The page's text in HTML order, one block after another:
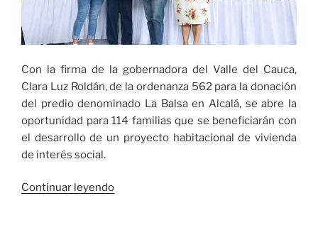
Con la firma de la gobernadora del Valle del Cauca,
Clara Luz Roldán, de la ordenanza 562 para la donación
del predio denominado La Balsa en Alcalá, se abre la
oportunidad para 114 familias que se beneficiarán con
el desarrollo de un proyecto habitacional de vivienda
de interés social.
Continuar leyendo«La